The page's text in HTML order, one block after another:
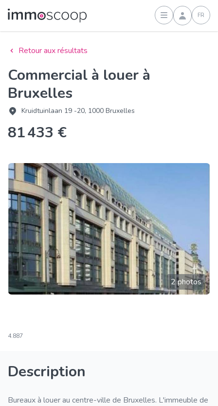
Connexion
FR
Retour aux résultats
Commercial à louer à
Bruxelles
Kruidtuinlaan 19 -20, 1000 Bruxelles
81 433 €
2 photos
4.887
Description
Bureaux à louer au centre-ville de Bruxelles. L'immeuble de